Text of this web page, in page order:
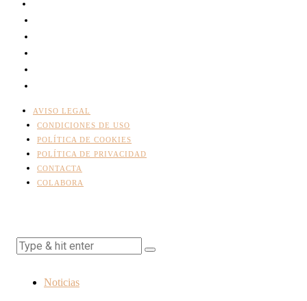
AVISO LEGAL
CONDICIONES DE USO
POLÍTICA DE COOKIES
POLÍTICA DE PRIVACIDAD
CONTACTA
COLABORA
Noticias